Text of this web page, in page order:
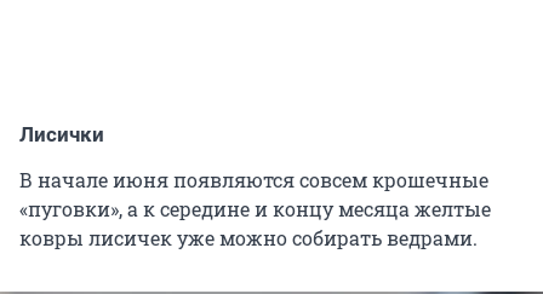
Лисички
В начале июня появляются совсем крошечные
«пуговки», а к середине и концу месяца желтые
ковры лисичек уже можно собирать ведрами.